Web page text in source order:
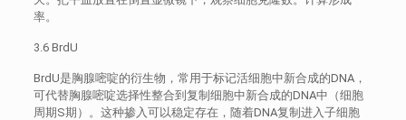
率。
3.6 BrdU
BrdU是胸腺嘧啶的衍生物，常用于标记活细胞中新合成的DNA，
可代替胸腺嘧啶选择性整合到复制细胞中新合成的DNA中（细胞
周期S期）。这种掺入可以稳定存在，随着DNA复制进入子细胞